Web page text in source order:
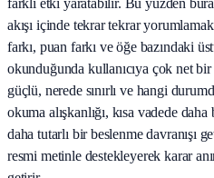
akışı içinde tekrar tekrar
farkı, puan farkı ve öğe bazındaki
okunduğunda kullanıcıya çok net
güçlü, nerede sınırlı ve hangi
okuma alışkanlığı, kısa vadede
daha tutarlı bir beslenme davranışı
resmi metinle destekleyerek karar